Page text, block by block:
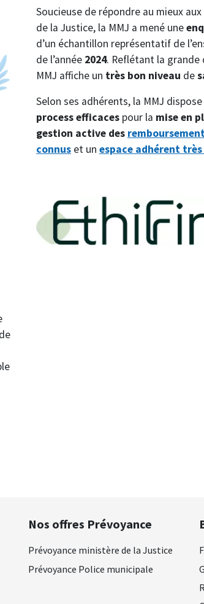
Soucieuse de répondre au mieux
de la Justice, la MMJ a mené une
d’un échantillon représentatif de
de l’année 2024. Reflétant la grande
MMJ affiche un très bon niveau de
Selon ses adhérents, la MMJ
process efficaces pour la mise en
gestion active des
connus et un espace adhérent
Image
Nos offres Prévoyance
Prévoyance ministère de la Justice
Prévoyance Police municipale